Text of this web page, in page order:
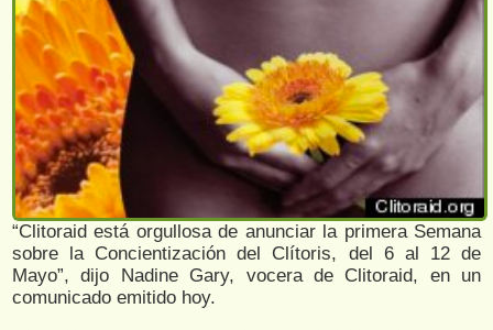
“Clitoraid está orgullosa de anunciar la primera Semana
sobre la Concientización del Clítoris, del 6 al 12 de
Mayo”, dijo Nadine Gary, vocera de Clitoraid, en un
comunicado emitido hoy.